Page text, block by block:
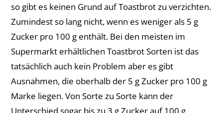
so gibt es keinen Grund auf Toastbrot zu verzichten.
Zumindest so lang nicht, wenn es weniger als 5 g
Zucker pro 100 g enthält. Bei den meisten im
Supermarkt erhältlichen Toastbrot Sorten ist das
tatsächlich auch kein Problem aber es gibt
Ausnahmen, die oberhalb der 5 g Zucker pro 100 g
Marke liegen. Von Sorte zu Sorte kann der
Unterschied sogar bis zu 3 g Zucker auf 100 g